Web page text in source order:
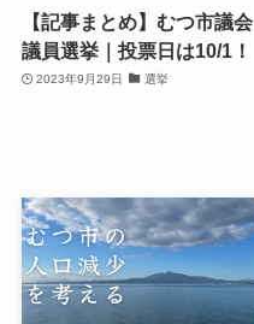
【記事まとめ】むつ市議会
議員選挙｜投票日は10/1！
2023年9月29日 選挙